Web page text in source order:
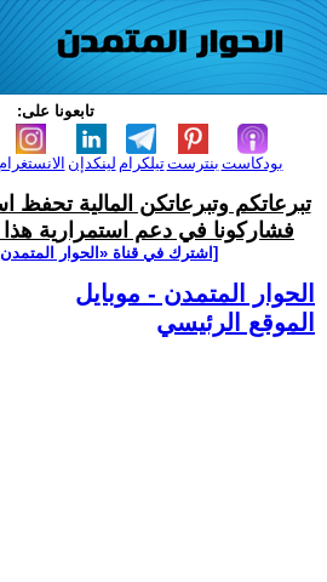
تابعونا على:
الانستغرام لينكدإن تيلكرامبنترست بودكاست
تبرعاتكم وتبرعاتكن المالية تحفظ
فشاركونا في دعم استمرارية هذا
[اشترك في قناة ‫«الحوار
الحوار المتمدن - موبايل
الموقع الرئيسي